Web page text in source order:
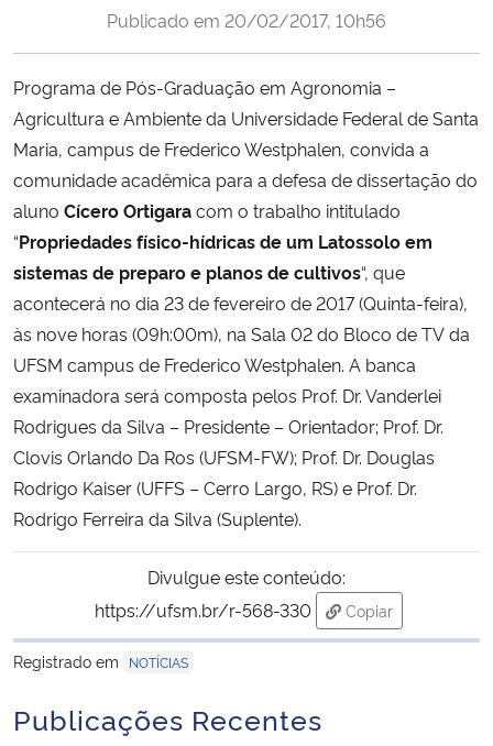
Ministério da Cidadania
Ministério de Minas e Energia
Ministério da Ciência, Tecnologia, Inovações e Comunicações
Ministério do Meio Ambiente
Ministério do Turismo
Ministério do Desenvolvimento Regional
Controladoria-Geral da União
Ministério da Mulher, da Família e dos Direitos Humanos
Secretaria de Governo
Gabinete de Segurança Institucional
Advocacia-Geral da União
Publicado em 20/02/2017, 10h56
Programa de Pós-Graduação em Agronomia –
Agricultura e Ambiente da Universidade Federal de Santa
Maria, campus de Frederico Westphalen, convida a
comunidade acadêmica para a defesa de dissertação do
aluno Cícero Ortigaracom o trabalho intitulado
“Propriedades físico-hídricas de um Latossolo em
sistemas de preparo e planos de cultivos“, que
acontecerá no dia 23 de fevereiro de 2017 (Quinta-feira),
às nove horas (09h:00m), na Sala 02 do Bloco de TV da
UFSM campus de Frederico Westphalen. A banca
examinadora será composta pelos Prof. Dr. Vanderlei
Rodrigues da Silva – Presidente – Orientador; Prof. Dr.
Clovis Orlando Da Ros (UFSM-FW); Prof. Dr. Douglas
Rodrigo Kaiser (UFFS – Cerro Largo, RS)e Prof. Dr.
Rodrigo Ferreira da Silva (Suplente).
Divulgue este conteúdo:
https://ufsm.br/r-568-330
Copiar
para área de
Registrado em
NOTÍCIAS
Publicações Recentes